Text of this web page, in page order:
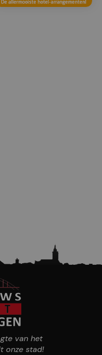
van het
onze stad!